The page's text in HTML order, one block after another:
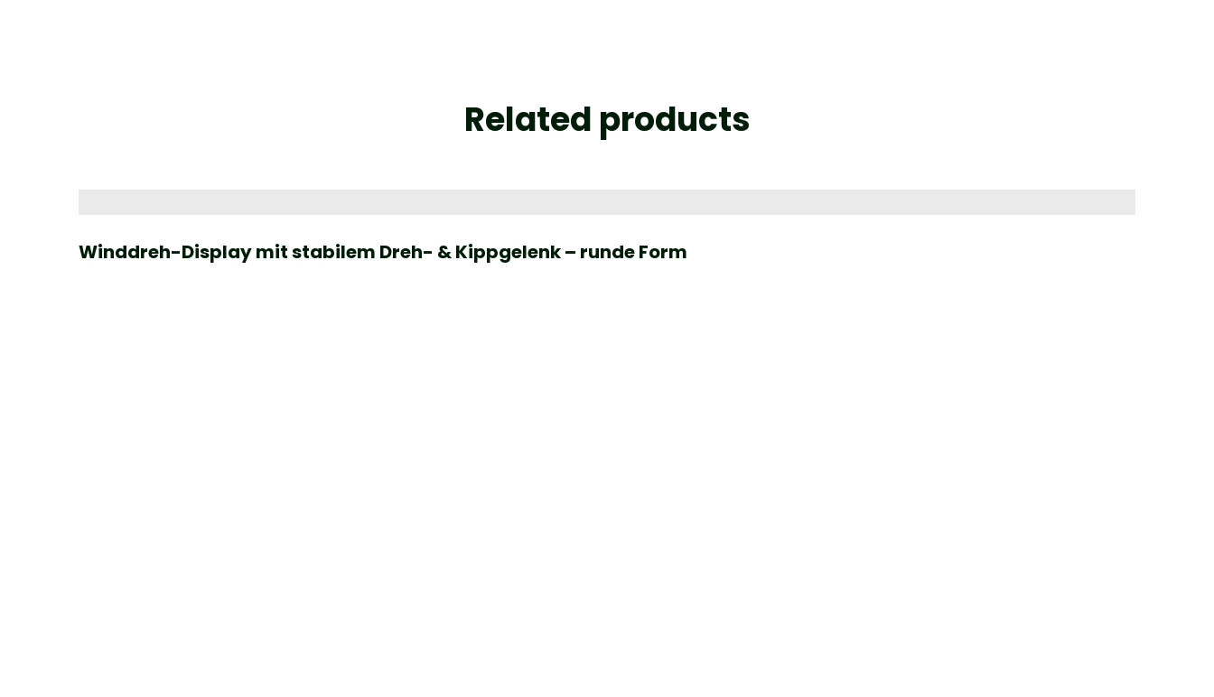
Related products
Winddreh-Display mit stabilem Dreh- & Kippgelenk – runde Form